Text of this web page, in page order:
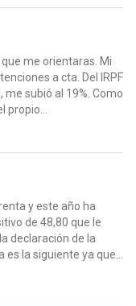
me orientaras. Mi
a cta. Del IRPF
subió al 19%. Como
y este año ha
de 48,80 que le
declaración de la
la siguiente ya que...